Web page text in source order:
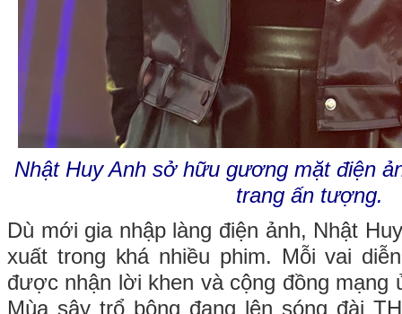
Nhật Huy Anh sở hữu gương mặt điện
trang ấn tượng.
Dù mới gia nhập làng điện ảnh, Nhật
xuất trong khá nhiều phim. Mỗi vai
được nhận lời khen và cộng đồng mạng
Mùa sậy trổ bông đang lên sóng đài